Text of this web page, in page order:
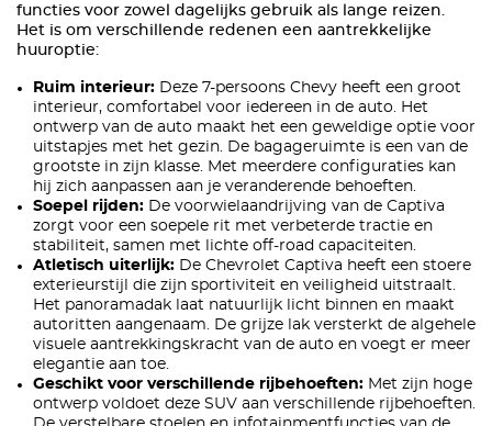
functies voor zowel dagelijks gebruik als lange reizen.
Het is om verschillende redenen een aantrekkelijke
huuroptie:
Ruim interieur: Deze 7-persoons Chevy heeft een groot
interieur, comfortabel voor iedereen in de auto. Het
ontwerp van de auto maakt het een geweldige optie voor
uitstapjes met het gezin. De bagageruimte is een van de
grootste in zijn klasse. Met meerdere configuraties kan
hij zich aanpassen aan je veranderende behoeften.
Soepel rijden: De voorwielaandrijving van de Captiva
zorgt voor een soepele rit met verbeterde tractie en
stabiliteit, samen met lichte off-road capaciteiten.
Atletisch uiterlijk: De Chevrolet Captiva heeft een stoere
exterieurstijl die zijn sportiviteit en veiligheid uitstraalt.
Het panoramadak laat natuurlijk licht binnen en maakt
autoritten aangenaam. De grijze lak versterkt de algehele
visuele aantrekkingskracht van de auto en voegt er meer
elegantie aan toe.
Geschikt voor verschillende rijbehoeften: Met zijn hoge
ontwerp voldoet deze SUV aan verschillende rijbehoeften.